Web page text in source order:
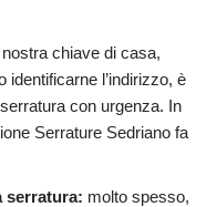
chiave di casa,
l’indirizzo, è
con urgenza. In
Serrature Sedriano fa
serratura: molto spesso,